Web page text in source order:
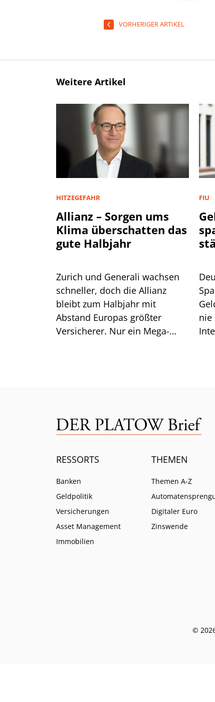
VORHERIGER ARTIKEL
Weitere Artikel
HITZEGEFAHR
Allianz – Sorgen ums
Klima überschatten das
gute Halbjahr
Zurich und Generali wachsen
schneller, doch die Allianz
bleibt zum Halbjahr mit
Abstand Europas größter
Versicherer. Nur ein Mega-
FIU
nie
RESSORTS
Banken
Geldpolitik
Versicherungen
Asset Management
Immobilien
THEMEN
Themen A-Z
Digitaler Euro
Zinswende
©